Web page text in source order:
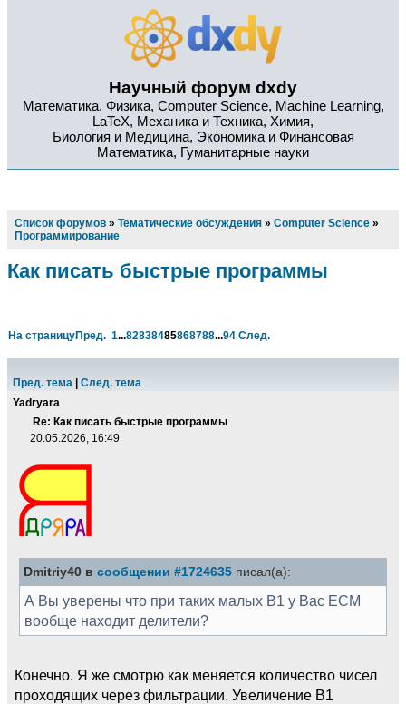
Научный форум dxdy
Математика, Физика, Computer Science, Machine Learning,
LaTeX, Механика и Техника, Химия,
Биология и Медицина, Экономика и Финансовая
Математика, Гуманитарные науки
Список форумов » Тематические обсуждения » Computer Science »
Программирование
Как писать быстрые программы
На страницуПред. 1...82838485868788...94 След.
Пред. тема
След. тема
Yadryara
Re: Как писать быстрые программы
20.05.2026, 16:49
Dmitriy40 в сообщении #1724635 писал(а):
А Вы уверены что при таких малых B1 у Вас ECM
вообще находит делители?
Конечно. Я же смотрю как меняется количество чисел
проходящих через фильтрации. Увеличение B1